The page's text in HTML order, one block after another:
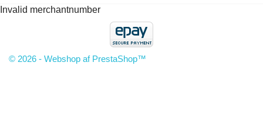
Invalid merchantnumber
© 2026 - Webshop af PrestaShop™